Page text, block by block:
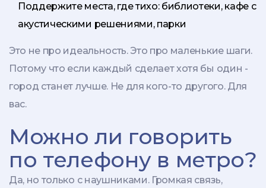
Поддержите места, где тихо: библиотеки, кафе с
акустическими решениями, парки
Это не про идеальность. Это про маленькие шаги.
Потому что если каждый сделает хотя бы один -
город станет лучше. Не для кого-то другого. Для
вас.
Можно ли говорить
по телефону в метро?
Да, но только с наушниками. Громкая связь,